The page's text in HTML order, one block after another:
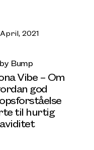
2021
Bump
Vibe – Om
god
til hurtig